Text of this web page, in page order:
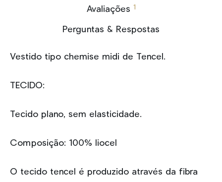
Avaliações 1
Perguntas & Respostas
Vestido tipo chemise midi de Tencel.
TECIDO:
Tecido plano, sem elasticidade.
Composição: 100% liocel
O tecido tencel é produzido através da fibra